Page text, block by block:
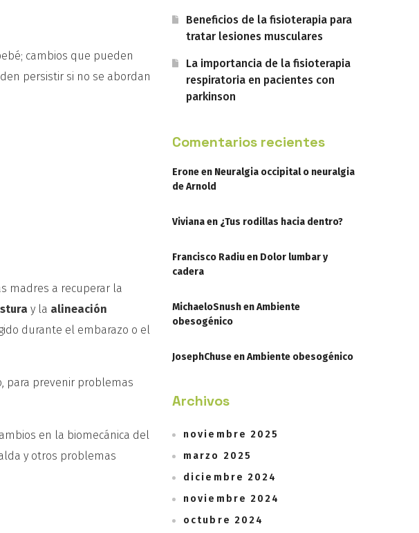
cambios que pueden
persistir si no se abordan
madres a recuperar la
y la alineación
durante el embarazo o el
para prevenir problemas
en la biomecánica del
y otros problemas
Beneficios de la fisioterapia para
tratar lesiones musculares
La importancia de la fisioterapia
respiratoria en pacientes con
parkinson
Comentarios recientes
Eroneen Neuralgia occipital o neuralgia
de Arnold
Vivianaen ¿Tus rodillas hacia dentro?
Francisco Radiuen Dolor lumbar y
cadera
MichaeloSnushenAmbiente
obesogénico
JosephChuseenAmbiente obesogénico
Archivos
noviembre 2025
marzo 2025
diciembre 2024
noviembre 2024
octubre 2024